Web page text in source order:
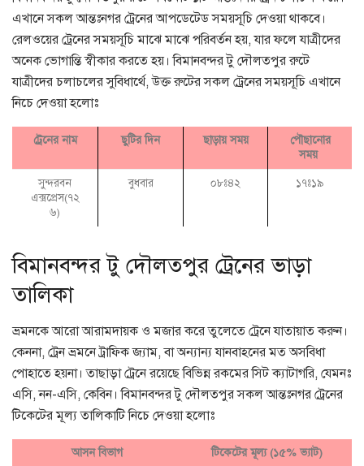
এখানে সকল আন্তঃনগর ট্রেনের আপডেটেড সময়সূচি দেওয়া থাকবে।
রেলওয়ের ট্রেনের সময়সূচি মাঝে মাঝে পরিবর্তন হয়, যার ফলে যাত্রীদের
অনেক ভোগান্তি স্বীকার করতে হয়। বিমানবন্দর টু দৌলতপুর রুটে
যাত্রীদের চলাচলের সুবিধার্থে, উক্ত রুটের সকল ট্রেনের সময়সূচি এখানে
নিচে দেওয়া হলোঃ
ট্রেনের নাম ছুটির দিন ছাড়ায় সময়
পৌছানোর
সময়
সুন্দরবন
এক্সপ্রেস(৭২
৬)
বুধবার ০৮ঃ৪২ ১৭ঃ১৯
বিমানবন্দর টু দৌলতপুর ট্রেনের ভাড়া
তালিকা
ভ্রমনকে আরো আরামদায়ক ও মজার করে তুলেতে ট্রেনে যাতায়াত করুন।
কেননা, ট্রেন ভ্রমনে ট্রাফিক জ্যাম, বা অন্যান্য যানবাহনের মত অসবিধা
পোহাতে হয়না। তাছাড়া ট্রেনে রয়েছে বিভিন্ন রকমের সিট ক্যাটাগরি, যেমনঃ
এসি, নন-এসি, কেবিন। বিমানবন্দর টু দৌলতপুর সকল আন্তঃনগর ট্রেনের
টিকেটের মূল্য তালিকাটি নিচে দেওয়া হলোঃ
আসন বিভাগ টিকেটের মূল্য (১৫% ভ্যাট)